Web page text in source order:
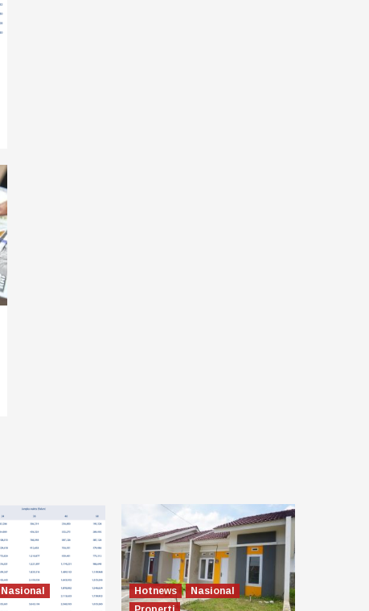
Nasional
Hotnews
Nasional